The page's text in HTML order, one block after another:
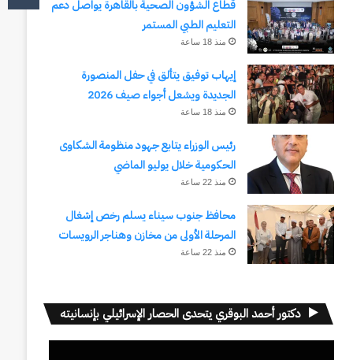
قطاع الشؤون الصحية بالقاهرة يواصل دعم
التعليم الطبي المستمر
منذ 18 ساعة
إيهاب توفيق يتألق في حفل المنصورة
الجديدة ويشعل أجواء صيف 2026
منذ 18 ساعة
رئيس الوزراء يتابع جهود منظومة الشكاوى
الحكومية خلال يوليو الماضي
منذ 22 ساعة
محافظ جنوب سيناء يسلم رخص إشغال
المرحلة الأولى من مخازن وهناجر الرويسات
منذ 22 ساعة
دكتور أحمد البوقري يتحدى الحصار الإسرائيلي بإنسانيته